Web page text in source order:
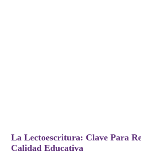
La Lectoescritura: Clave Para
Calidad Educativa